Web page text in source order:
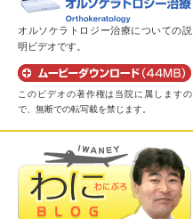
オルソケラトロジー治療についての説
明ビデオです。
このビデオの著作権は当院に属しますの
で、無断での転写載を禁じます。